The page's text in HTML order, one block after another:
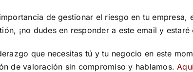
de gestionar el riesgo en tu empresa,
¡no dudes en responder a este email y
que necesitas tú y tu negocio en este
de valoración sin compromiso y hablamos.